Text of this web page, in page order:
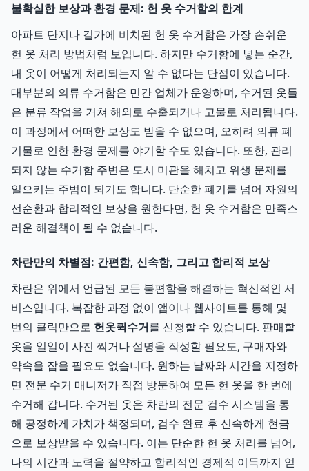
불확실한 보상과 환경 문제: 헌 옷 수거함의 한계
아파트 단지나 길가에 비치된 헌 옷 수거함은 가장 손쉬운
헌 옷 처리 방법처럼 보입니다. 하지만 수거함에 넣는 순간,
내 옷이 어떻게 처리되는지 알 수 없다는 단점이 있습니다.
대부분의 의류 수거함은 민간 업체가 운영하며, 수거된 옷들
은 분류 작업을 거쳐 해외로 수출되거나 고물로 처리됩니다.
이 과정에서 어떠한 보상도 받을 수 없으며, 오히려 의류 폐
기물로 인한 환경 문제를 야기할 수도 있습니다. 또한, 관리
되지 않는 수거함 주변은 도시 미관을 해치고 위생 문제를
일으키는 주범이 되기도 합니다. 단순한 폐기를 넘어 자원의
선순환과 합리적인 보상을 원한다면, 헌 옷 수거함은 만족스
러운 해결책이 될 수 없습니다.
차란만의 차별점: 간편함, 신속함, 그리고 합리적 보상
차란은 위에서 언급된 모든 불편함을 해결하는 혁신적인 서
비스입니다. 복잡한 과정 없이 앱이나 웹사이트를 통해 몇
번의 클릭만으로 헌옷퀵수거를 신청할 수 있습니다. 판매할
옷을 일일이 사진 찍거나 설명을 작성할 필요도, 구매자와
약속을 잡을 필요도 없습니다. 원하는 날짜와 시간을 지정하
면 전문 수거 매니저가 직접 방문하여 모든 헌 옷을 한 번에
수거해 갑니다. 수거된 옷은 차란의 전문 검수 시스템을 통
해 공정하게 가치가 책정되며, 검수 완료 후 신속하게 현금
으로 보상받을 수 있습니다. 이는 단순한 헌 옷 처리를 넘어,
나의 시간과 노력을 절약하고 합리적인 경제적 이득까지 얻